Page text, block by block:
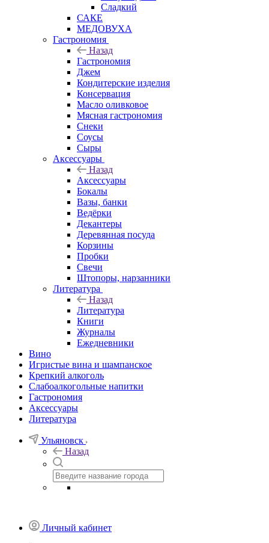
Сладкий
САКЕ
МЕДОВУХА
Гастрономия
Назад
Гастрономия
Джем
Кондитерские изделия
Консервация
Масло оливковое
Мясная гастрономия
Снеки
Соусы
Сыры
Аксессуары
Назад
Аксессуары
Бокалы
Вазы, банки
Ведёрки
Декантеры
Деревянная посуда
Корзины
Пробки
Свечи
Штопоры, нарзанники
Литература
Назад
Литература
Книги
Журналы
Ежедневники
Вино
Игристые вина и шампанское
Крепкий алкоголь
Слабоалкогольные напитки
Гастрономия
Аксессуары
Литература
Ульяновск
Назад
Личный кабинет